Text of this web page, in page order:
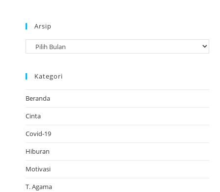
Arsip
r
i
Kategori
Beranda
Cinta
Covid-19
Hiburan
Motivasi
T. Agama